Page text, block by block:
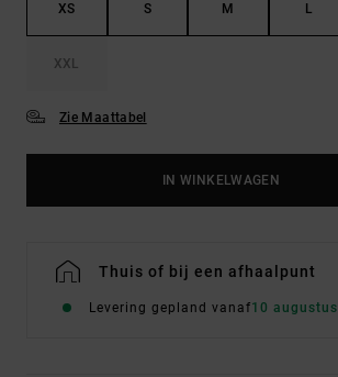
XS S M L
XXL
Zie Maattabel
IN WINKELWAGEN
Thuis of bij een afhaalpunt
Levering gepland vanaf10 augustus